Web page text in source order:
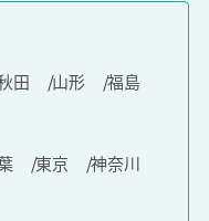
田 山形
福島
東京
神奈川